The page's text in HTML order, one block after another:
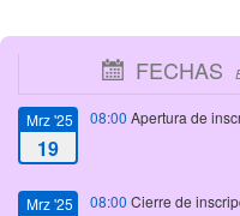
FECHAS
Mrz '25
19
08:00 Apertura de
Mrz '25 08:00 Cierre de